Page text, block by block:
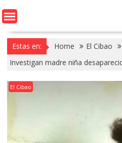
Estas en: Home
El Cibao
Investigan madre niña
El Cibao